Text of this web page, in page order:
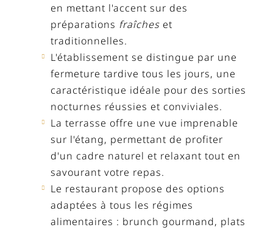
en mettant l'accent sur des
préparations fraîcheset
traditionnelles.
L'établissement se distingue par une
fermeture tardive tous les jours, une
caractéristique idéale pour des sorties
nocturnes réussies et conviviales.
La terrasse offre une vue imprenable
sur l'étang, permettant de profiter
d'un cadre naturel et relaxant tout en
savourant votre repas.
Le restaurant propose des options
adaptées à tous les régimes
alimentaires : brunch gourmand, plats